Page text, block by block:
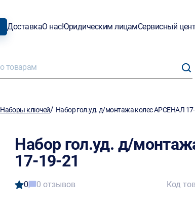
ДоставкаО насЮридическим лицамСервисный
Наборы ключей/ Набор гол.уд. д/монтажа колес АРСЕНАЛ
Набор гол.уд. д/
17-19-21
0 0 отзывов Код